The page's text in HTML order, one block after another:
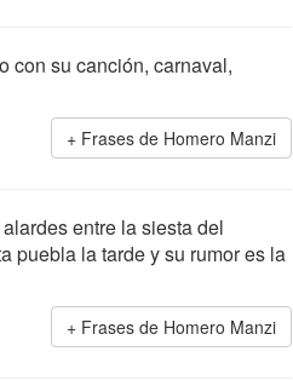
con su canción, carnaval,
Frases de Homero Manzi
entre la siesta del
puebla la tarde y su rumor es la
Frases de Homero Manzi